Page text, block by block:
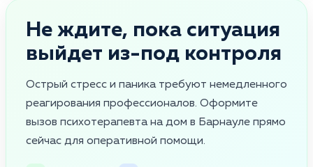
Не ждите, пока ситуация
выйдет из-под контроля
Острый стресс и паника требуют немедленного
реагирования профессионалов. Оформите
вызов психотерапевта на дом в Барнауле прямо
сейчас для оперативной помощи.